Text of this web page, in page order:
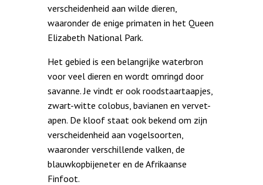
verscheidenheid aan wilde dieren,
waaronder de enige primaten in het Queen
Elizabeth National Park.
Het gebied is een belangrijke waterbron
voor veel dieren en wordt omringd door
savanne. Je vindt er ook roodstaartaapjes,
zwart-witte colobus, bavianen en vervet-
apen. De kloof staat ook bekend om zijn
verscheidenheid aan vogelsoorten,
waaronder verschillende valken, de
blauwkopbijeneter en de Afrikaanse
Finfoot.